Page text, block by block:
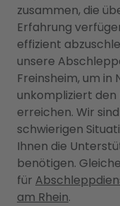
zusammen, die
Erfahrung
effizient
unsere
Freinsheim, um
unkompliziert
erreichen. Wir
schwierigen
Ihnen die
benötigen.
für
am Rhein.